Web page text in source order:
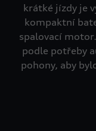
krátké jízdy je
kompaktní
spalovací
podle potřeby
pohony, aby